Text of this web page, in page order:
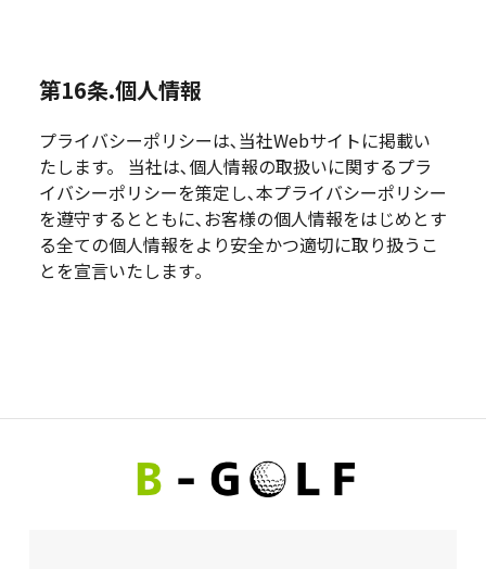
第16条.個人情報
プライバシーポリシーは､当社Webサイトに掲載い
たします。 当社は､個人情報の取扱いに関するプラ
イバシーポリシーを策定し､本プライバシーポリシー
を遵守するとともに､お客様の個人情報をはじめとす
る全ての個人情報をより安全かつ適切に取り扱うこ
とを宣言いたします｡